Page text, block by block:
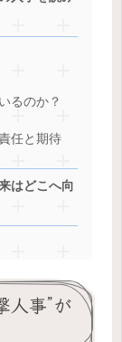
るのか？
任と期待
はどこへ向
人事”が